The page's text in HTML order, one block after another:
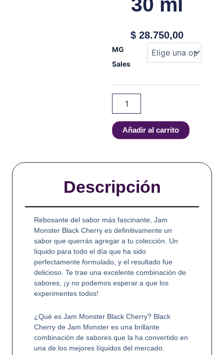
30 ml
$28.750,00
MG
Sales
JAM
-
CHERRY
-
SALT
30
ml
Añadir al carrito
Descripción
Rebosante del sabor más fascinante, Jam
Monster Black Cherry es definitivamente un
sabor que querrás agregar a tu colección. Un
líquido para todo el día que ha sido
perfectamente formulado, y el resultado fue
delicioso. Te trae una excelente combinación de
sabores, ¡y no podemos esperar a que los
experimentes todos!
¿Qué es Jam Monster Black Cherry? Black
Cherry de Jam Monster es una brillante
combinación de sabores que la ha convertido en
una de los mejores líquidos del mercado.